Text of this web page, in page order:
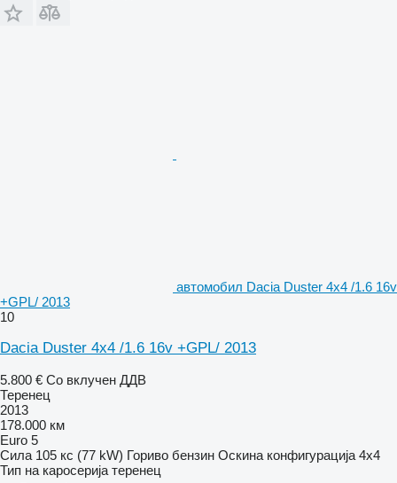
aвтомобил Dacia Duster 4x4 /1.6 16v
+GPL/ 2013
10
Dacia Duster 4x4 /1.6 16v +GPL/ 2013
5.800 € Со вклучен ДДВ
Теренец
2013
178.000 км
Euro 5
Сила 105 кс (77 kW) Гориво бензин Оскина конфигурација 4x4
Тип на каросерија теренец